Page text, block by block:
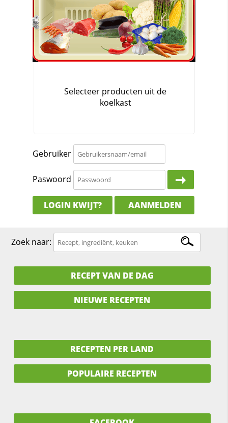
Gebruiker
Paswoord
LOGIN KWIJT? AANMELDEN
Zoek naar:
RECEPT VAN DE DAG
NIEUWE RECEPTEN
RECEPTEN PER LAND
POPULAIRE RECEPTEN